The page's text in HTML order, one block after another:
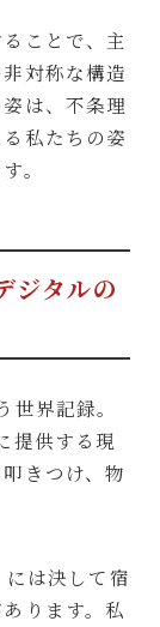
ことで、主
対称な構造
は、不条理
私たちの姿
。
ジタルの
世界記録。
提供する現
きつけ、物
は決して宿
ります。私